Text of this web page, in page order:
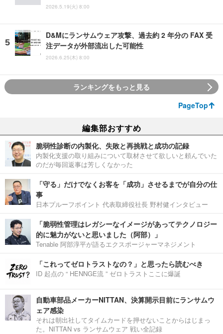
2026.5.19(火) 8:00
D&Mにランサムウェア攻撃、過去約 2 年分の FAX 受
注データが外部流出した可能性
2026.6.25(木) 8:00
ランキングをもっと見る
PageTop
編集部おすすめ
脆弱性診断の内製化、失敗と再挑戦と成功の記録
内製化支援の取り組みについて取材させて欲しいと頼んでいた
のだが毎回返事は芳しくなかった
「守る」だけでなくお客を「成功」させるまでが自分の仕
事
日本プルーフポイント 代表取締役社長 野村健インタビュー
「脆弱性管理はレガシーなイメージがあってテクノロジー
的に魅力がないと思いました（阿部）」
Tenable 阿部淳平が語るエクスポージャーマネジメント
「これってゼロトラストなの？」と思ったら読むべき
ID 起点の “ HENNGE流 ” ゼロトラストここに爆誕
自動車部品メーカーNITTAN、決算開示目前にランサムウ
ェア感染
それは朝出社してタイムカードを押せないことからはじまっ
た。NITTAN vs ランサムウェア 戦い全記録